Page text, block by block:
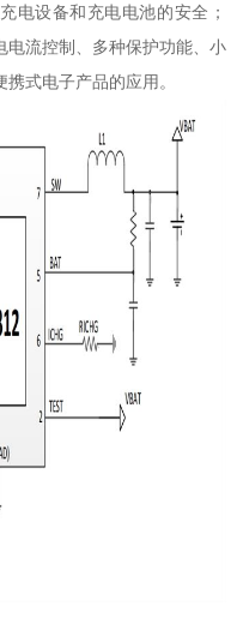
电设备和充电电池的安全；
电流控制、多种保护功能、小
式电子产品的应用。